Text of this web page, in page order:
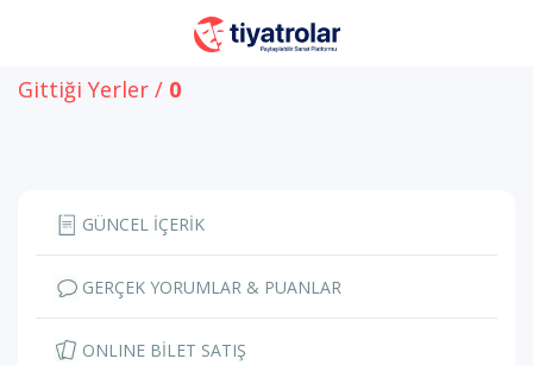
Gittiği Yerler / 0
GÜNCEL İÇERİK
GERÇEK YORUMLAR & PUANLAR
ONLINE BİLET SATIŞ